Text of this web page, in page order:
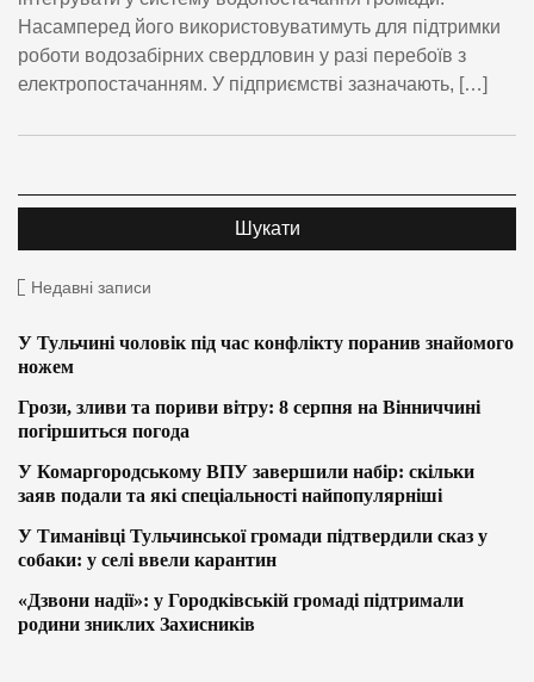
Насамперед його використовуватимуть для підтримки
роботи водозабірних свердловин у разі перебоїв з
електропостачанням. У підприємстві зазначають, […]
Недавні записи
У Тульчині чоловік під час конфлікту поранив знайомого
ножем
Грози, зливи та пориви вітру: 8 серпня на Вінниччині
погіршиться погода
У Комаргородському ВПУ завершили набір: скільки
заяв подали та які спеціальності найпопулярніші
У Тиманівці Тульчинської громади підтвердили сказ у
собаки: у селі ввели карантин
«Дзвони надії»: у Городківській громаді підтримали
родини зниклих Захисників